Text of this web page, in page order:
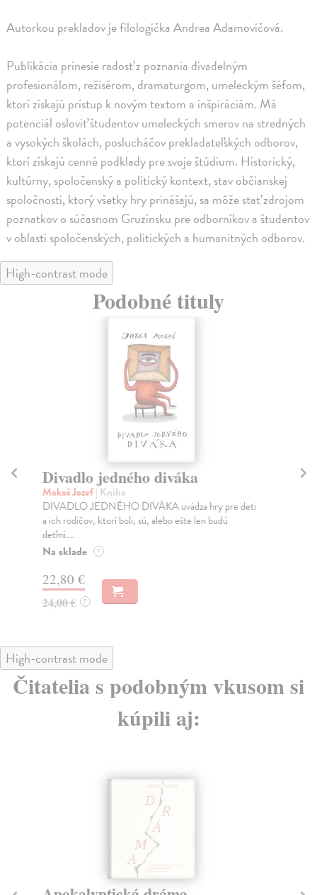
Autorkou prekladov je filologička Andrea Adamovičová.
Publikácia prinesie radosť z poznania divadelným
profesionálom, režisérom, dramaturgom, umeleckým šéfom,
ktorí získajú prístup k novým textom a inšpiráciám. Má
potenciál osloviť študentov umeleckých smerov na stredných
a vysokých školách, poslucháčov prekladateľských odborov,
ktorí získajú cenné podklady pre svoje štúdium. Historický,
kultúrny, spoločenský a politický kontext, stav občianskej
spoločnosti, ktorý všetky hry prinášajú, sa môže stať zdrojom
poznatkov o súčasnom Gruzínsku pre odborníkov a študentov
v oblasti spoločenských, politických a humanitných odborov.
High-contrast mode
Podobné tituly
Divadlo jedného diváka
Mokoš Jozef| Kniha
DIVADLO JEDNÉHO DIVÁKA uvádza hry pre deti
a ich rodičov, ktorí boli, sú, alebo ešte len budú
deťmi....
Na sklade ?
22,80 €
24,00 € ?
9
High-contrast mode
Čitatelia s podobným vkusom si
kúpili aj: